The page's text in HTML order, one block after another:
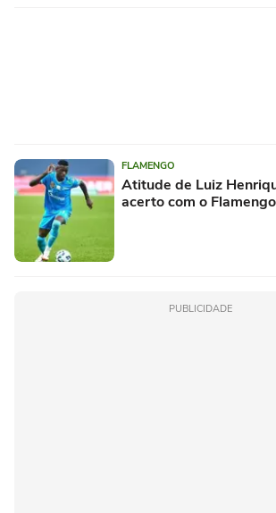
FLAMENGO
Atitude de Luiz
acerto com o Flamengo
PUBLICIDADE